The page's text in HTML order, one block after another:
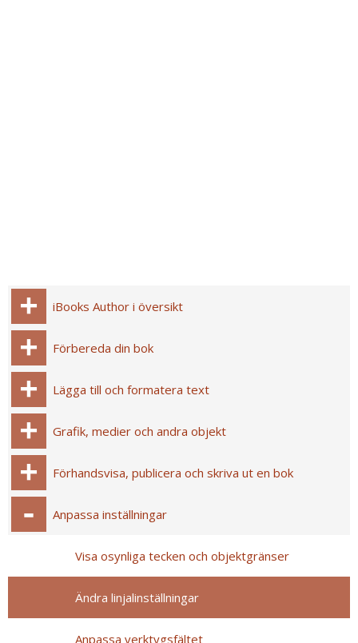
iBooks Author i översikt
Förbereda din bok
Lägga till och formatera text
Grafik, medier och andra objekt
Förhandsvisa, publicera och skriva ut en bok
Anpassa inställningar
Visa osynliga tecken och objektgränser
Ändra linjalinställningar
Anpassa verktygsfältet